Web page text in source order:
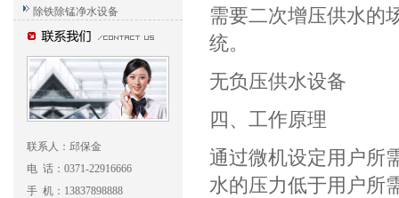
除铁除锰净水设备
联系人：邱保金
电 话：0371-22916666
手 机：13837898888
需要二次增压供水的
统。
无负压供水设备
四、工作原理
通过微机设定用户所
水的压力低于用户所